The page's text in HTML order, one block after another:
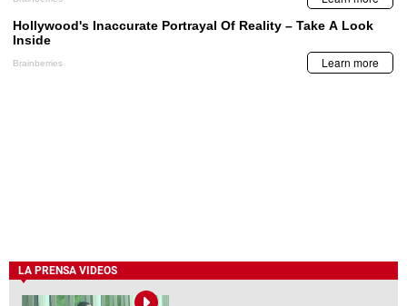
LA PRENSA VIDEOS